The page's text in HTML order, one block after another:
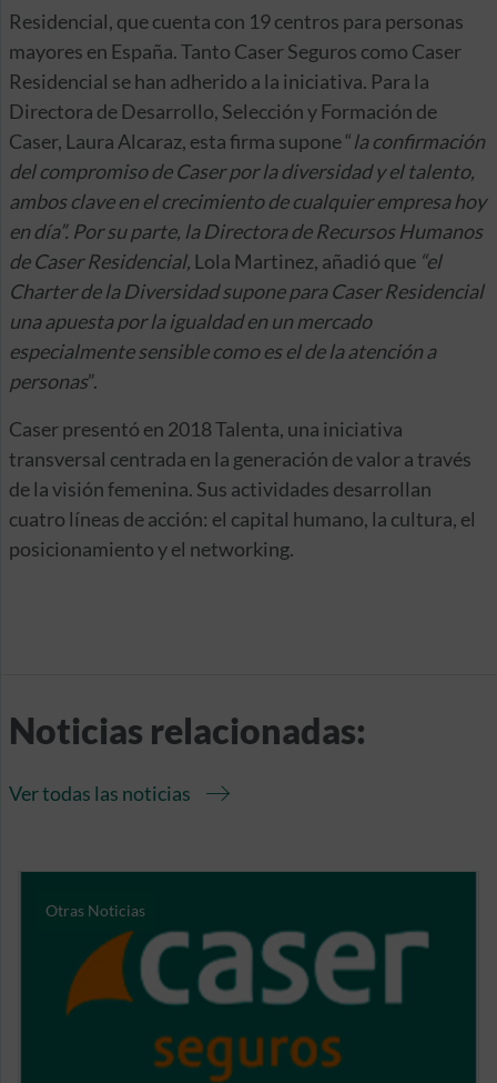
Residencial, que cuenta con 19 centros para personas
mayores en España. Tanto Caser Seguros como Caser
Residencial se han adherido a la iniciativa. Para la
Directora de Desarrollo, Selección y Formación de
Caser, Laura Alcaraz, esta firma supone “la confirmación
del compromiso de Caser por la diversidad y el talento,
ambos clave en el crecimiento de cualquier empresa hoy
en día”. Por su parte, la Directora de Recursos Humanos
de Caser Residencial, Lola Martinez, añadió que “el
Charter de la Diversidad supone para Caser Residencial
una apuesta por la igualdad en un mercado
especialmente sensible como es el de la atención a
personas”.
Caser presentó en 2018 Talenta, una iniciativa
transversal centrada en la generación de valor a través
de la visión femenina. Sus actividades desarrollan
cuatro líneas de acción: el capital humano, la cultura, el
posicionamiento y el networking.
Noticias relacionadas:
Ver todas las noticias
Otras Noticias